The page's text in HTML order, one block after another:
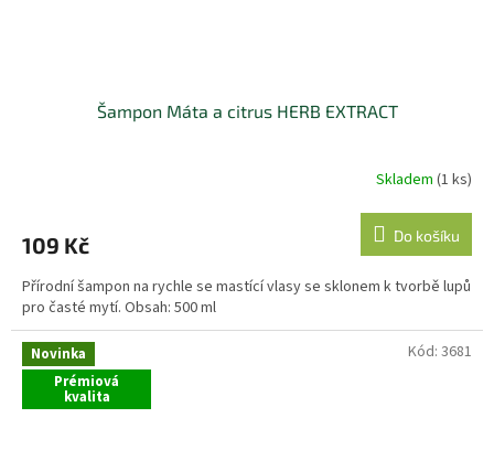
Šampon Máta a citrus HERB EXTRACT
Skladem (1 ks)
109 Kč Do košíku
Přírodní šampon na rychle se mastící vlasy se sklonem k tvorbě lupů
pro časté mytí. Obsah: 500 ml
Novinka
Prémiová
kvalita
Kód: 3681